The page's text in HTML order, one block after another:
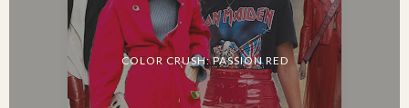
COLOR CRUSH: PASSION RED